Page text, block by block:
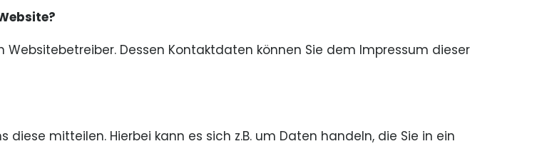
Dessen Kontaktdaten können Sie dem Impressum dieser
mitteilen. Hierbei kann es sich z.B. um Daten handeln, die Sie in ein